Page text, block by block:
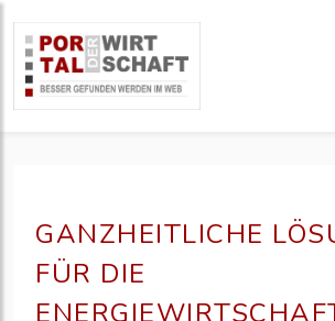
GANZHEITLICHE
FÜR DIE